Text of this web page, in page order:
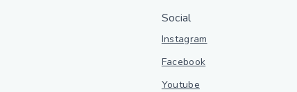
Social
Instagram
Facebook
Youtube